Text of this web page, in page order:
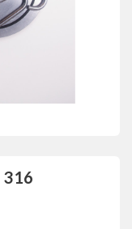
316